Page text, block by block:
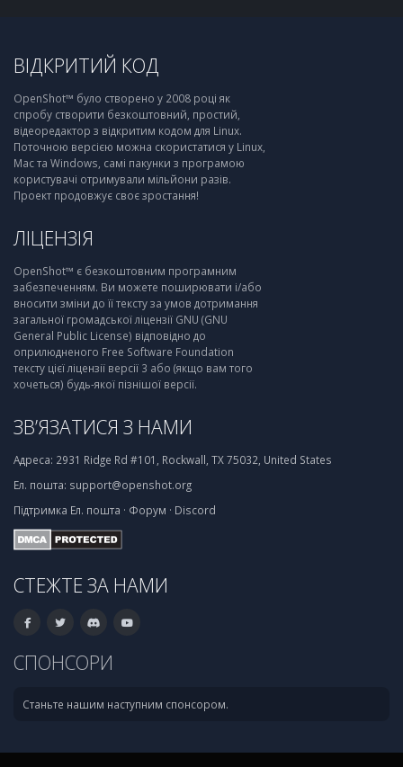
ВІДКРИТИЙ КОД
OpenShot™ було створено у 2008 році як
спробу створити безкоштовний, простий,
відеоредактор з відкритим кодом для Linux.
Поточною версією можна скористатися у Linux,
Mac та Windows, самі пакунки з програмою
користувачі отримували мільйони разів.
Проект продовжує своє зростання!
ЛІЦЕНЗІЯ
OpenShot™ є безкоштовним програмним
забезпеченням. Ви можете поширювати і/або
вносити зміни до її тексту за умов дотримання
загальної громадської ліцензії GNU (GNU
General Public License) відповідно до
оприлюдненого Free Software Foundation
тексту цієї ліцензії версії 3 або (якщо вам того
хочеться) будь-якої пізнішої версії.
ЗВ’ЯЗАТИСЯ З НАМИ
Адреса: 2931 Ridge Rd #101, Rockwall, TX 75032, United States
Ел. пошта: support@openshot.org
Підтримка Ел. пошта · Форум · Discord
СТЕЖТЕ ЗА НАМИ
СПОНСОРИ
Станьте нашим наступним спонсором.